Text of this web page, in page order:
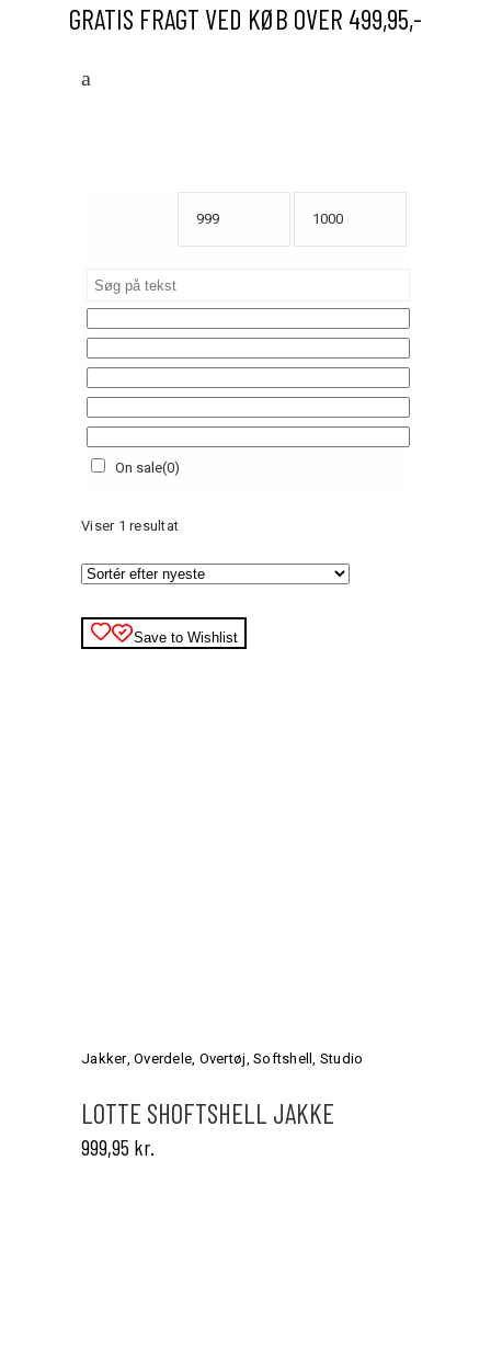
GRATIS FRAGT VED KØB OVER 499,95,-
On sale(0)
Viser 1 resultat
Save to Wishlist
varianter.
Mulighederne
kan
Jakker,Overdele, Overtøj,Softshell, Studio
LOTTE SHOFTSHELL JAKKE
999,95 kr.